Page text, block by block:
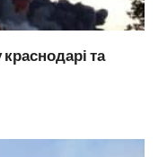
та